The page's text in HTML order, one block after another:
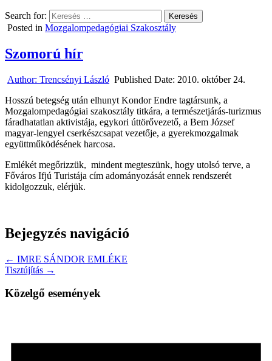
Search for:
Posted in Mozgalompedagógiai Szakosztály
Szomorú hír
Author: Trencsényi László Published Date: 2010. október 24.
Hosszú betegség után elhunyt Kondor Endre tagtársunk, a
Mozgalompedagógiai szakosztály titkára, a természetjárás-turizmus
fáradhatatlan aktivistája, egykori úttörővezető, a Bem József
magyar-lengyel cserkészcsapat vezetője, a gyerekmozgalmak
együttműködésének harcosa.
Emlékét megőrizzük, mindent megteszünk, hogy utolsó terve, a
Főváros Ifjú Turistája cím adományozását ennek rendszerét
kidolgozzuk, elérjük.
Bejegyzés navigáció
← IMRE SÁNDOR EMLÉKE
Tisztújítás →
Közelgő események